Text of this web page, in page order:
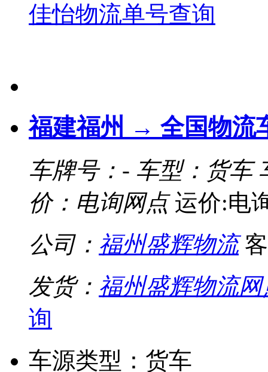
佳怡物流单号查询
福建福州 → 全国物流
车牌号：- 车型：货车
价：电询网点运价:电
公司： 福州盛辉物流客
发货： 福州盛辉物流
询
车源类型：货车